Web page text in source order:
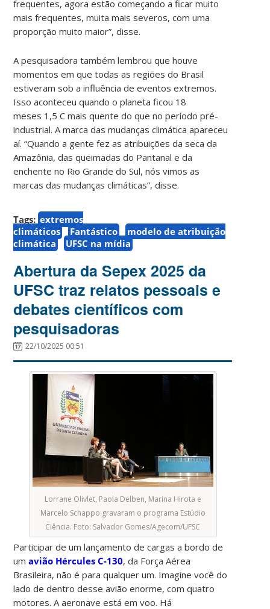
frequentes, agora estão começando a ficar muito
mais frequentes, muita mais severos, com uma
proporção muito maior”, disse.
A pesquisadora também lembrou que houve
momentos em que todas as regiões do Brasil
estiveram sob a influência de eventos extremos.
Isso aconteceu quando o planeta ficou 18
meses 1,5 C mais quente do que no período pré-
industrial. A marca das mudanças climática apareceu
aí. “Quando a gente fez as atribuições da seca da
Amazônia, das queimadas do Pantanal e da
enchente no Rio Grande do Sul, nós vimos as
marcas das mudanças climáticas”, disse.
Tags: extremos
climáticos
Fantástico
modelo de atribuição
climática
UFSC na mídia
Abertura da Sepex 2025 da
UFSC traz relatos pessoais e
debates científicos com
pesquisadoras
22/10/2025 00:51
Lorrane Olivlet, Paola Delben, Marina Hirota e
Marcelo Schappo gravaram o programa Estúdio
Ciência. Foto: Salvador Gomes/Agecom/UFSC
Participar de um lançamento de cargas a bordo de
umavião Hércules C-130, da Força Aérea
Brasileira, não é para qualquer um. Imagine você do
lado de dentro desse avião enorme, com quatro
motores. A aeronave está em voo. Há